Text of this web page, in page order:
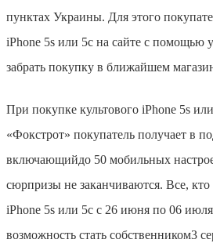
пунктах Украины. Для этого
iРhone 5s или 5c на сайте с помощью
забрать покупку в ближайшем
При покупке культового iРhone 5s
«Фокстрот» покупатель получает в
включающийдо 50 мобильных
сюрпризы не заканчиваются. Все,
iРhone 5s или 5c с 26 июня по 06
возможность стать собственником3